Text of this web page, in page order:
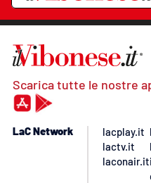
Scarica tutte le nostre
LaC Network
lacplay.it
lactv.it
laconair.it